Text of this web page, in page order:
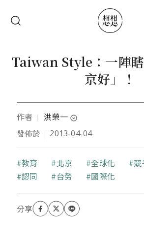
Taiwan Style：一陣
京好」！
作者 ｜ 洪榮一 expand_circle_down
戰略學者，曾兼任於戰爭學院教授《
廉潔指數TI-DS2020臺灣評核人。
發佈於 ｜ 2013-04-04
關鍵字
教育 北京 全球化
競
認同
台勞 國際化